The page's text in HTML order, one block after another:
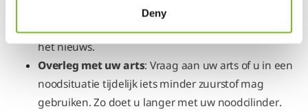
Deny
Luister naar het nieuws: Hebben de buren wel
internet of heeft u een radio op batterijen? Volg zo
het nieuws.
Overleg met uw arts: Vraag aan uw arts of u in een
noodsituatie tijdelijk iets minder zuurstof mag
gebruiken. Zo doet u langer met uw noodcilinder.